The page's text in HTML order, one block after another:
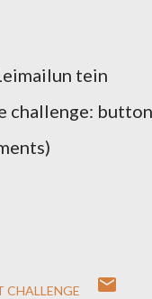
tein
challenge:
CHALLENGE